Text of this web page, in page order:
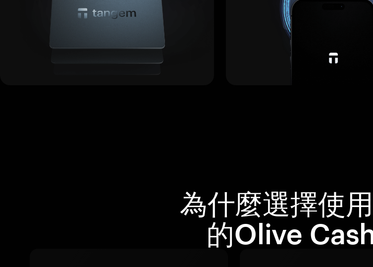
為什麼選擇使
的Olive Cash